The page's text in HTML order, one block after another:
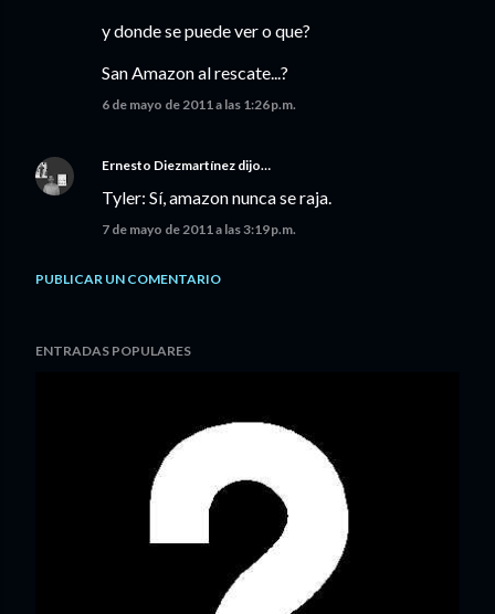
y donde se puede ver o que?
San Amazon al rescate...?
6 de mayo de 2011 a las 1:26 p.m.
Ernesto Diezmartínez dijo…
Tyler: Sí, amazon nunca se raja.
7 de mayo de 2011 a las 3:19 p.m.
PUBLICAR UN COMENTARIO
ENTRADAS POPULARES